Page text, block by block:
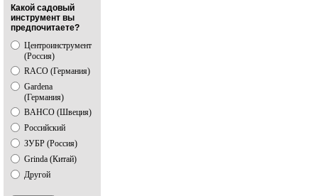
Какой садовый
инструмент вы
предпочитаете?
Центроинструмент
(Россия)
RACO (Германия)
Gardena
(Германия)
BAHCO (Швеция)
Российский
ЗУБР (Россия)
Grinda (Китай)
Другой